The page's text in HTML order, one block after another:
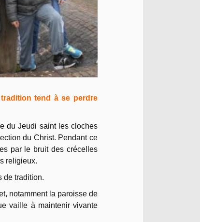
tend à se perdre
du Jeudi saint les cloches
du Christ. Pendant ce
par le bruit des crécelles
religieux.
de tradition.
notamment la paroisse de
vaille à maintenir vivante